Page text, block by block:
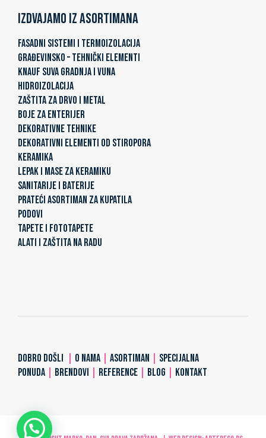
Izdvajamo iz asortimana
FASADNI SISTEMI I TERMOIZOLACIJA
GRAĐEVINSKO – TEHNIČKI ELEMENTI
KNAUF SUVA GRADNJA I VUNA
HIDROIZOLACIJA
ZAŠTITA ZA DRVO I METAL
BOJE ZA ENTERIJER
DEKORATIVNE TEHNIKE
DEKORATIVNI ELEMENTI OD STIROPORA
KERAMIKA
LEPAK I MASE ZA KERAMIKU
SANITARIJE I BATERIJE
PRATEĆI ASORTIMAN ZA KUPATILA
PODOVI
TAPETE I FOTOTAPETE
ALATI I ZAŠTITA NA RADU
DOBRO DOŠLI O NAMA ASORTIMAN
SPECIJALNA
PONUDA
BRENDOVI REFERENCE BLOG KONTAKT